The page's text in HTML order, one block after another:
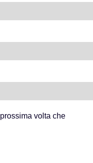
volta che